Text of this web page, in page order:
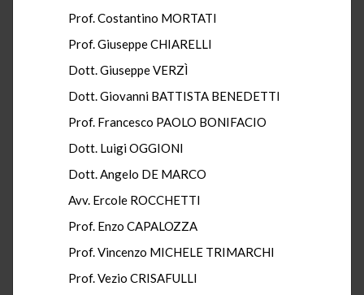
Prof. Costantino MORTATI
Prof. Giuseppe CHIARELLI
Dott. Giuseppe VERZÌ
Dott. Giovanni BATTISTA BENEDETTI
Prof. Francesco PAOLO BONIFACIO
Dott. Luigi OGGIONI
Dott. Angelo DE MARCO
Avv. Ercole ROCCHETTI
Prof. Enzo CAPALOZZA
Prof. Vincenzo MICHELE TRIMARCHI
Prof. Vezio CRISAFULLI